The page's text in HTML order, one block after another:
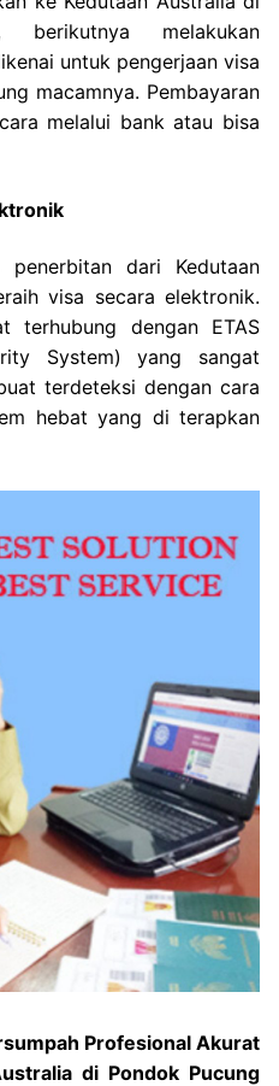
berikutnya melakukan
untuk pengerjaan visa
macamnya. Pembayaran
melalui bank atau bisa
penerbitan dari Kedutaan
visa secara elektronik.
terhubung dengan ETAS
System) yang sangat
terdeteksi dengan cara
hebat yang di terapkan
Profesional Akurat
di Pondok Pucung